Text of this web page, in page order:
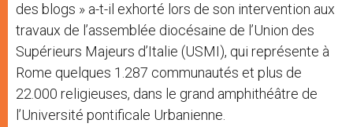
des blogs » a-t-il exhorté lors de son intervention aux
travaux de l’assemblée diocésaine de l’Union des
Supérieurs Majeurs d’Italie (USMI), qui représente à
Rome quelques 1.287 communautés et plus de
22.000 religieuses, dans le grand amphithéâtre de
l’Université pontificale Urbanienne.